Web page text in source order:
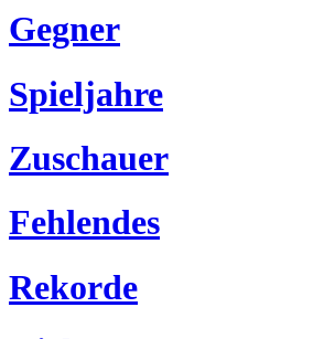
Gegner
Spieljahre
Zuschauer
Fehlendes
Rekorde